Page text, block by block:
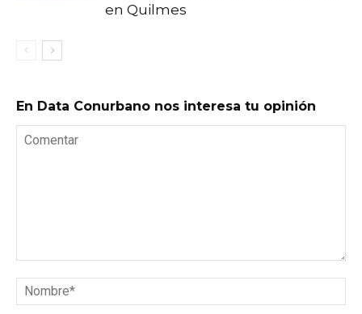
en Quilmes
En Data Conurbano nos interesa tu opinión